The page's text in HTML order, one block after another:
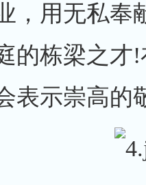
，用无私奉
的栋梁之才
表示崇高的